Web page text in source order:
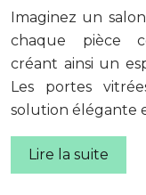
Imaginez un
chaque pièce
créant ainsi un
Les portes
solution élégante
Lire la suite